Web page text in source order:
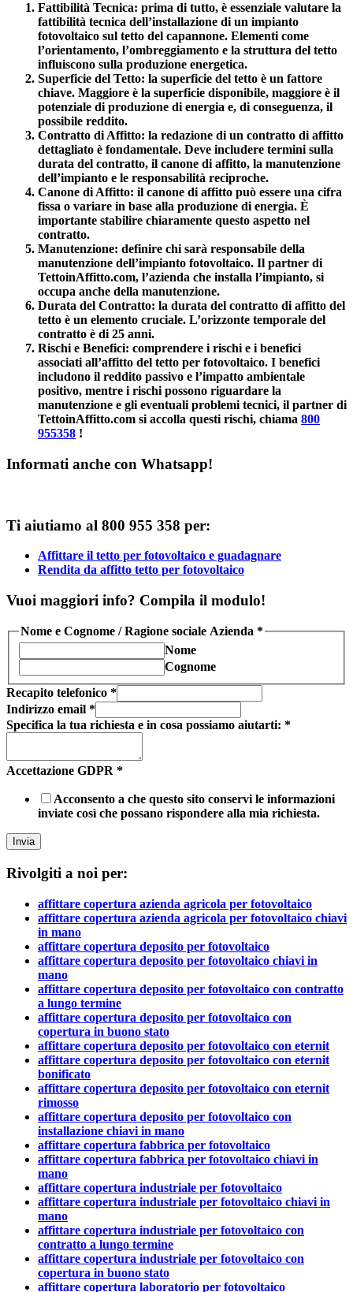
Fattibilità Tecnica: prima di tutto, è essenziale valutare la
fattibilità tecnica dell’installazione di un impianto
fotovoltaico sul tetto del capannone. Elementi come
l’orientamento, l’ombreggiamento e la struttura del tetto
influiscono sulla produzione energetica.
Superficie del Tetto: la superficie del tetto è un fattore
chiave. Maggiore è la superficie disponibile, maggiore è il
potenziale di produzione di energia e, di conseguenza, il
possibile reddito.
Contratto di Affitto: la redazione di un contratto di affitto
dettagliato è fondamentale. Deve includere termini sulla
durata del contratto, il canone di affitto, la manutenzione
dell’impianto e le responsabilità reciproche.
Canone di Affitto: il canone di affitto può essere una cifra
fissa o variare in base alla produzione di energia. È
importante stabilire chiaramente questo aspetto nel
contratto.
Manutenzione: definire chi sarà responsabile della
manutenzione dell’impianto fotovoltaico. Il partner di
TettoinAffitto.com, l’azienda che installa l’impianto, si
occupa anche della manutenzione.
Durata del Contratto: la durata del contratto di affitto del
tetto è un elemento cruciale. L’orizzonte temporale del
contratto è di 25 anni.
Rischi e Benefici: comprendere i rischi e i benefici
associati all’affitto del tetto per fotovoltaico. I benefici
includono il reddito passivo e l’impatto ambientale
positivo, mentre i rischi possono riguardare la
manutenzione e gli eventuali problemi tecnici, il partner di
TettoinAffitto.com si accolla questi rischi, chiama 800
955358 !
Informati anche con Whatsapp!
Ti aiutiamo al 800 955 358 per:
Affittare il tetto per fotovoltaico e guadagnare
Rendita da affitto tetto per fotovoltaico
Vuoi maggiori info? Compila il modulo!
Nome e Cognome / Ragione sociale Azienda *
Nome
Cognome
Recapito telefonico *
Indirizzo email *
Specifica la tua richiesta e in cosa possiamo aiutarti: *
Accettazione GDPR *
Acconsento a che questo sito conservi le informazioni
inviate così che possano rispondere alla mia richiesta.
Invia
Rivolgiti a noi per:
affittare copertura azienda agricola per fotovoltaico
affittare copertura azienda agricola per fotovoltaico chiavi
in mano
affittare copertura deposito per fotovoltaico
affittare copertura deposito per fotovoltaico chiavi in
mano
affittare copertura deposito per fotovoltaico con contratto
a lungo termine
affittare copertura deposito per fotovoltaico con
copertura in buono stato
affittare copertura deposito per fotovoltaico con eternit
affittare copertura deposito per fotovoltaico con eternit
bonificato
affittare copertura deposito per fotovoltaico con eternit
rimosso
affittare copertura deposito per fotovoltaico con
installazione chiavi in mano
affittare copertura fabbrica per fotovoltaico
affittare copertura fabbrica per fotovoltaico chiavi in
mano
affittare copertura industriale per fotovoltaico
affittare copertura industriale per fotovoltaico chiavi in
mano
affittare copertura industriale per fotovoltaico con
contratto a lungo termine
affittare copertura industriale per fotovoltaico con
copertura in buono stato
affittare copertura laboratorio per fotovoltaico